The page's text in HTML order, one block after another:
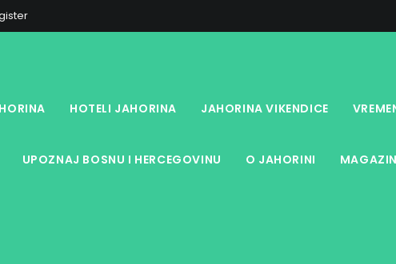
HOTELI JAHORINA JAHORINA VIKENDICE
UPOZNAJ BOSNU I HERCEGOVINU O JAHORINI MAGAZIN